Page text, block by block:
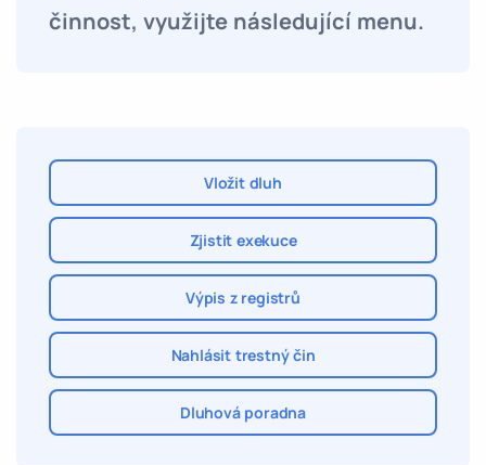
činnost, využijte následující menu.
Vložit dluh
Zjistit exekuce
Výpis z registrů
Nahlásit trestný čin
Dluhová poradna